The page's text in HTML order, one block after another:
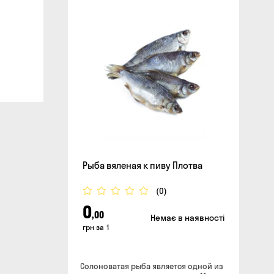
Рыба вяленая к пиву Плотва
(0)
0,00
грн за 1
Немає в наявності
Солоноватая рыба является одной из